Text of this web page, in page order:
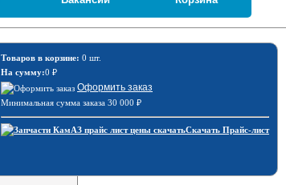
Товаров в корзине: 0 шт.
На сумму:0 ₽
Оформить заказ
Минимальная сумма заказа 30 000 ₽
Скачать Прайс-лист